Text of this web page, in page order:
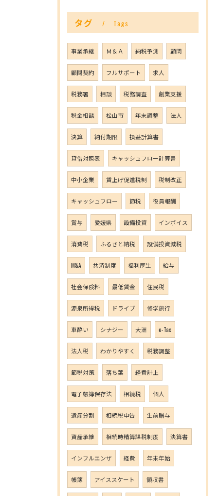
タグ Tags
事業承継 Ｍ＆Ａ 納税予測 顧問
顧問契約 フルサポート 求人
税務署 相談 税務調査 創業支援
税金相談 松山市 年末調整 法人
決算 納付期限 損益計算書
貸借対照表 キャッシュフロー計算書
中小企業 賃上げ促進税制 税制改正
キャッシュフロー 節税 役員報酬
賞与 愛媛県 設備投資 インボイス
消費税 ふるさと納税 設備投資減税
M&A 共済制度 福利厚生 給与
社会保険料 最低賃金 住民税
源泉所得税 ドライブ 修学旅行
車酔い シナジー 大洲 e-Tax
法人税 わかりやすく 税務調整
節税対策 落ち葉 経費計上
電子帳簿保存法 相続税 個人
遺産分割 相続税申告 生前贈与
資産承継 相続時精算課税制度 決算書
インフルエンザ 経費 年末年始
帳簿 アイススケート 領収書